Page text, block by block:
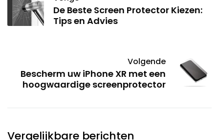
De Beste Screen Protector Kiezen:
Tips en Advies
Volgende
Bescherm uw iPhone XR met een
hoogwaardige screenprotector
Vergelijkbare berichten